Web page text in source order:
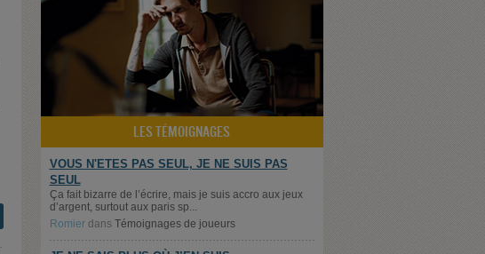
LES TÉMOIGNAGES
VOUS N'ETES PAS SEUL, JE NE SUIS PAS
SEUL
Ça fait bizarre de l’écrire, mais je suis accro aux jeux
d’argent, surtout aux paris sp...
Romierdans Témoignages de joueurs